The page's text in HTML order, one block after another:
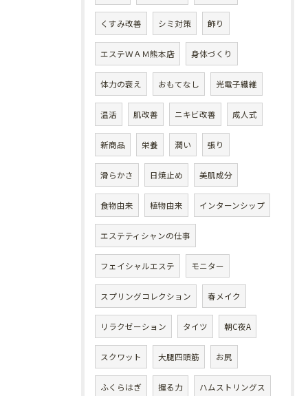
くすみ改善 シミ対策 飾り
エステＷＡＭ熊本店 身体づくり
体力の衰え おもてなし 光電子繊維
温活 肌改善 ニキビ改善 成人式
新商品 栄養 潤い 張り
滑らかさ 日焼止め 美肌成分
食物由来 植物由来 インターンシップ
エステティシャンの仕事
フェイシャルエステ モニター
スプリングコレクション 春メイク
リラクゼーション タイツ 朝C夜A
スクワット 大腿四頭筋 お尻
ふくらはぎ 握る力 ハムストリングス